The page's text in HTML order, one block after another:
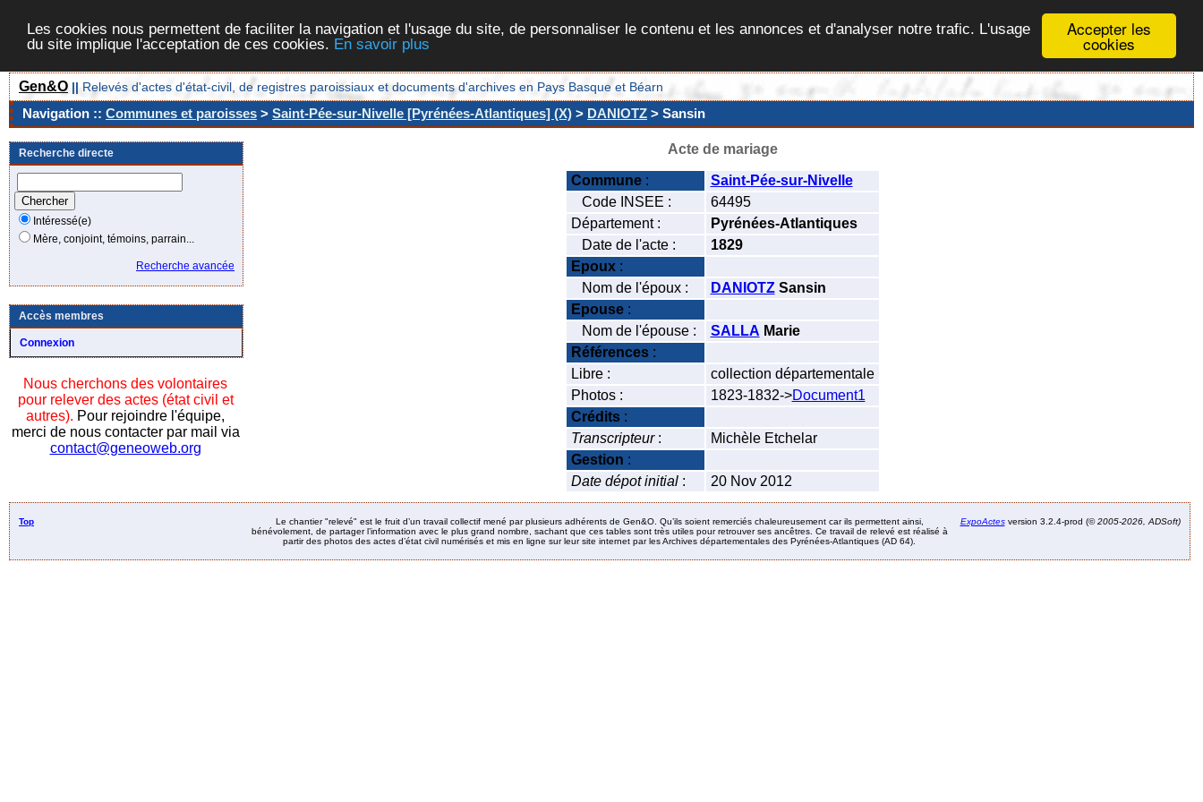
Accepter les
cookies
Les cookies nous permettent de faciliter la navigation et l'usage du site, de personnaliser le contenu et les annonces et d'analyser notre trafic. L'usage
du site implique l'acceptation de ces cookies. En savoir plus
Gen&O || Relevés d'actes d'état-civil, de registres paroissiaux et documents d'archives en Pays Basque et Béarn
Navigation :: Communes et paroisses > Saint-Pée-sur-Nivelle [Pyrénées-Atlantiques] (X) > DANIOTZ > Sansin
Recherche directe
Intéressé(e)
Mère, conjoint, témoins, parrain...
Recherche avancée
Accès membres
Connexion
Nous cherchons des volontaires
pour relever des actes (état civil et
autres). Pour rejoindre l'équipe,
merci de nous contacter par mail via
contact@geneoweb.org
Acte de mariage
Commune:
Saint-Pée-sur-Nivelle
Code INSEE :
64495
Département :
Pyrénées-Atlantiques
Date de l'acte :
1829
Epoux:
Nom de l'époux :
DANIOTZ Sansin
Epouse:
Nom de l'épouse :
SALLA Marie
Références:
Libre :
collection départementale
Photos :
1823-1832->Document1
Crédits:
Transcripteur:
Michèle Etchelar
Gestion :
Date dépot initial: 20 Nov 2012
Top
Le chantier "relevé" est le fruit d’un travail collectif mené par plusieurs adhérents de Gen&O. Qu’ils soient remerciés chaleureusement car ils permettent ainsi,
bénévolement, de partager l’information avec le plus grand nombre, sachant que ces tables sont très utiles pour retrouver ses ancêtres. Ce travail de relevé est réalisé à
partir des photos des actes d’état civil numérisés et mis en ligne sur leur site internet par les Archives départementales des Pyrénées-Atlantiques (AD 64).
ExpoActesversion 3.2.4-prod (©2005-2026, ADSoft)